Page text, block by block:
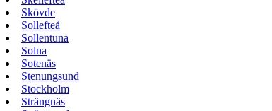
Skövde
Sollefteå
Sollentuna
Solna
Sotenäs
Stenungsund
Stockholm
Strängnäs